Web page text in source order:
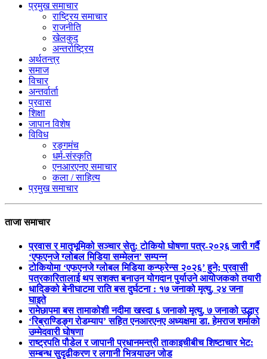
प्रमुख समाचार
राष्ट्रिय समाचार
राजनीति
खेलकुद
अन्तर्राष्ट्रिय
अर्थतन्त्र
समाज
विचार
अन्तर्वार्ता
प्रवास
शिक्षा
जापान विशेष
विविध
रङ्गमंच
धर्म-संस्कृति
एनआरएनए समाचार
कला / साहित्य
प्रमुख समाचार
ताजा समाचार
प्रवास र मातृभूमिको सञ्चार सेतु: टोकियो घोषणा पत्र-२०२६ जारी गर्दै
‘एफएनजे ग्लोबल मिडिया सम्मेलन’ सम्पन्न
टोकियोमा ‘एफएनजे ग्लोबल मिडिया कन्फ्रेन्स २०२६’ हुने; प्रवासी
पत्रकारितालाई थप सशक्त बनाउन योगदान पुर्याउने आयोजकको तयारी
धादिङको बेनीघाटमा राति बस दुर्घटना : १७ जनाको मृत्यु, २४ जना
घाइते
रामेछापमा बस तामाकोशी नदीमा खस्दा ६ जनाको मृत्यु, ७ जनाको उद्धार
‘रिब्राण्डिङ्ग रोडम्याप’ सहित एनआरएनए अध्यक्षमा डा. हेमराज शर्माको
उम्मेदवारी घोषणा
राष्ट्रपति पौडेल र जापानी प्रधानमन्त्री ताकाइचीबीच शिष्टाचार भेट:
सम्बन्ध सुदृढीकरण र लगानी भित्र्याउन जोड